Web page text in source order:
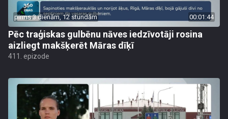
pirms 3 dienām, 12 stundām 00:01:44
Pēc traģiskas gulbēnu nāves iedzīvotāji rosina
aizliegt makšķerēt Māras dīķī
411. epizode